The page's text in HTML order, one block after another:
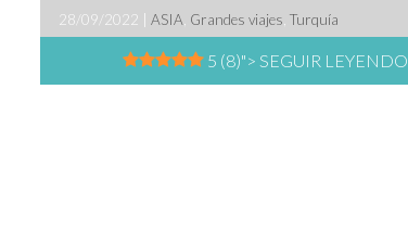
28/09/2022 | ASIA Grandes viajes Turquía
5 (8)"> SEGUIR LEYENDO